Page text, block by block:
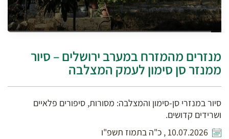
מנזרים מהמזרח במערב ירושלים – סיור
ממנזר סן סימון לעמק המצלבה
סיור במנזרי סן-סימון והמצלבה: מסורות, סיפורים פלאיים
ושרידים קדושים.
10.07.2026 , כ"ה בתמוז תשפ"ו